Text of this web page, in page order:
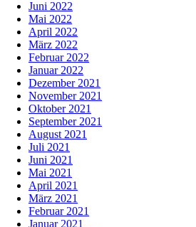
Juni 2022
Mai 2022
April 2022
März 2022
Februar 2022
Januar 2022
Dezember 2021
November 2021
Oktober 2021
September 2021
August 2021
Juli 2021
Juni 2021
Mai 2021
April 2021
März 2021
Februar 2021
Januar 2021